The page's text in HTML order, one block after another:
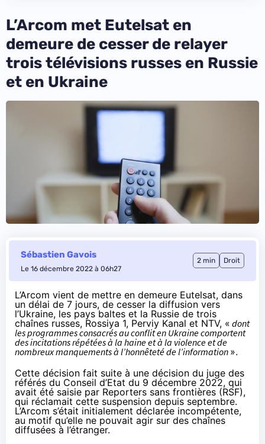
L’Arcom met Eutelsat en
demeure de cesser de relayer
trois télévisions russes en Russie
et en Ukraine
Sébastien Gavois
Le 16 décembre 2022 à 06h27
2 min Droit
L’Arcom vient de mettre en demeure Eutelsat, dans
un délai de 7 jours, de cesser la diffusion vers
l’Ukraine, les pays baltes et la Russie de trois
chaînes russes, Rossiya 1, Perviy Kanal et NTV, « dont
les programmes consacrés au conflit en Ukraine comportent
des incitations répétées à la haine et à la violence et de
nombreux manquements à l’honnêteté de l’information ».
Cette décision fait suite à une décision du juge des
référés du Conseil d’Etat du 9 décembre 2022, qui
avait été saisie par Reporters sans frontières (RSF),
qui réclamait cette suspension depuis septembre.
L’Arcom s’était initialement déclarée incompétente,
au motif qu’elle ne pouvait agir sur des chaînes
diffusées à l’étranger.